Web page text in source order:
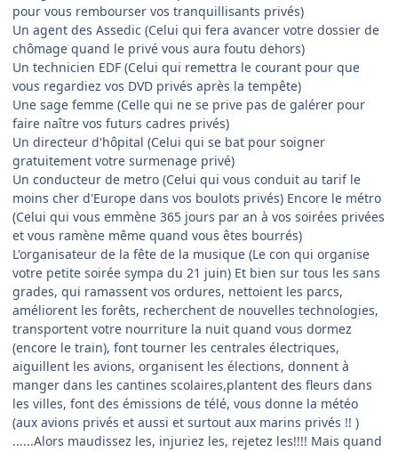
pour vous rembourser vos tranquillisants privés)
Un agent des Assedic (Celui qui fera avancer votre dossier de
chômage quand le privé vous aura foutu dehors)
Un technicien EDF (Celui qui remettra le courant pour que
vous regardiez vos DVD privés après la tempête)
Une sage femme (Celle qui ne se prive pas de galérer pour
faire naître vos futurs cadres privés)
Un directeur d'hôpital (Celui qui se bat pour soigner
gratuitement votre surmenage privé)
Un conducteur de metro (Celui qui vous conduit au tarif le
moins cher d'Europe dans vos boulots privés) Encore le métro
(Celui qui vous emmène 365 jours par an à vos soirées privées
et vous ramène même quand vous êtes bourrés)
L'organisateur de la fête de la musique (Le con qui organise
votre petite soirée sympa du 21 juin) Et bien sur tous les sans
grades, qui ramassent vos ordures, nettoient les parcs,
améliorent les forêts, recherchent de nouvelles technologies,
transportent votre nourriture la nuit quand vous dormez
(encore le train), font tourner les centrales électriques,
aiguillent les avions, organisent les élections, donnent à
manger dans les cantines scolaires,plantent des fleurs dans
les villes, font des émissions de télé, vous donne la météo
(aux avions privés et aussi et surtout aux marins privés !! )
......Alors maudissez les, injuriez les, rejetez les!!!! Mais quand